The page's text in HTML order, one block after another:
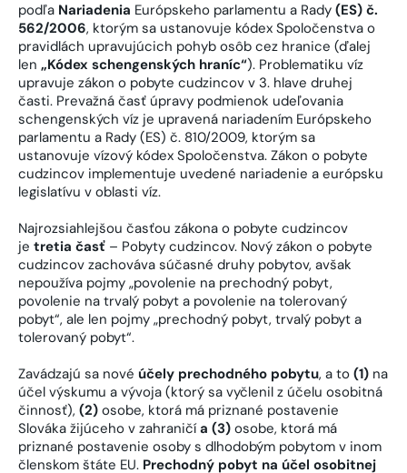
podľa Nariadenia Európskeho parlamentu a Rady (ES) č.
562/2006, ktorým sa ustanovuje kódex Spoločenstva o
pravidlách upravujúcich pohyb osôb cez hranice (ďalej
len „Kódex schengenských hraníc“). Problematiku víz
upravuje zákon o pobyte cudzincov v 3. hlave druhej
časti. Prevažná časť úpravy podmienok udeľovania
schengenských víz je upravená nariadením Európskeho
parlamentu a Rady (ES) č. 810/2009, ktorým sa
ustanovuje vízový kódex Spoločenstva. Zákon o pobyte
cudzincov implementuje uvedené nariadenie a európsku
legislatívu v oblasti víz.
Najrozsiahlejšou časťou zákona o pobyte cudzincov
je tretia časť – Pobyty cudzincov. Nový zákon o pobyte
cudzincov zachováva súčasné druhy pobytov, avšak
nepoužíva pojmy „povolenie na prechodný pobyt,
povolenie na trvalý pobyt a povolenie na tolerovaný
pobyt“, ale len pojmy „prechodný pobyt, trvalý pobyt a
tolerovaný pobyt“.
Zavádzajú sa nové účely prechodného pobytu, a to (1) na
účel výskumu a vývoja (ktorý sa vyčlenil z účelu osobitná
činnosť), (2) osobe, ktorá má priznané postavenie
Slováka žijúceho v zahraničía (3) osobe, ktorá má
priznané postavenie osoby s dlhodobým pobytom v inom
členskom štáte EU. Prechodný pobyt na účel osobitnej